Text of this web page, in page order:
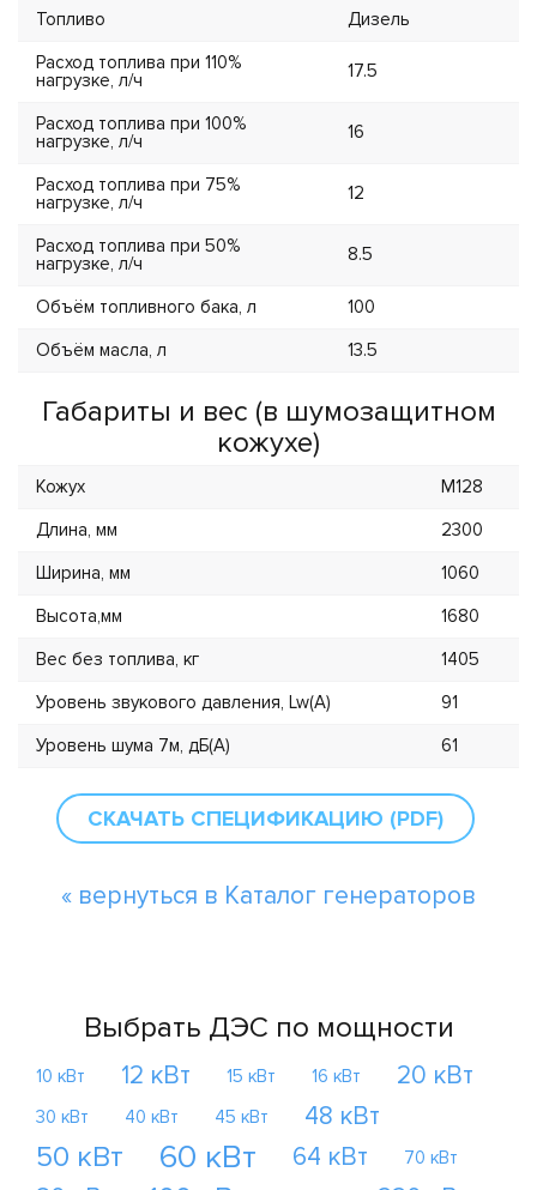
Топливо
Дизель
Расход топлива при 110%
нагрузке, л/ч
17.5
Расход топлива при 100%
нагрузке, л/ч
16
Расход топлива при 75%
нагрузке, л/ч
12
Расход топлива при 50%
нагрузке, л/ч
8.5
Объём топливного бака, л
100
Объём масла, л
13.5
Габариты и вес (в шумозащитном
кожухе)
Кожух
M128
Длина, мм
2300
Ширина, мм
1060
Высота,мм
1680
Вес без топлива, кг
1405
Уровень звукового давления, Lw(А)
91
Уровень шума 7м, дБ(А)
61
СКАЧАТЬ СПЕЦИФИКАЦИЮ (PDF)
« вернуться в Каталог генераторов
Выбрать ДЭС по мощности
10 кВт 12 кВт 15 кВт 16 кВт 20 кВт
30 кВт 40 кВт 45 кВт 48 кВт
50 кВт 60 кВт 64 кВт 70 кВт